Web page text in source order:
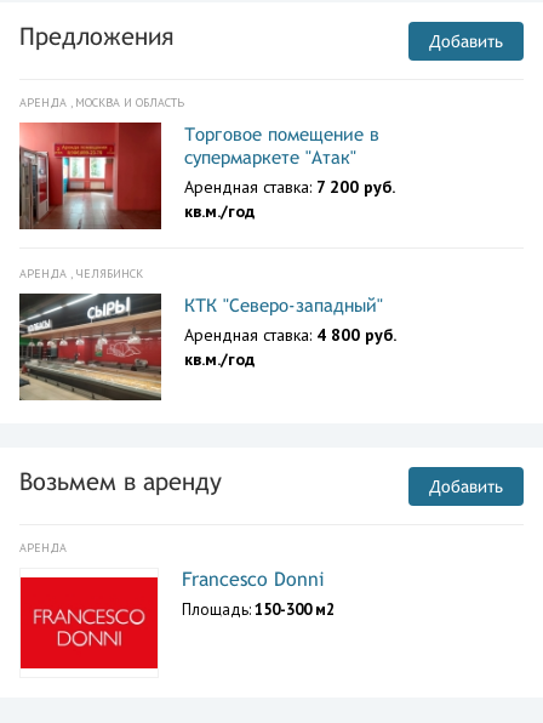
Предложения Добавить
АРЕНДА , МОСКВА И ОБЛАСТЬ
Торговое помещение в
супермаркете "Атак"
Арендная ставка: 7 200 руб.
кв.м./год
АРЕНДА , ЧЕЛЯБИНСК
КТК "Северо-западный"
Арендная ставка: 4 800 руб.
кв.м./год
Возьмем в аренду Добавить
АРЕНДА
Francesco Donni
Площадь:150-300 м2